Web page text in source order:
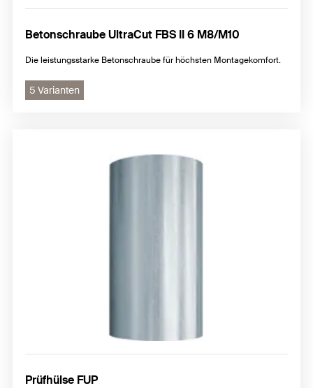
Betonschraube UltraCut FBS II 6 M8/M10
Die leistungsstarke Betonschraube für höchsten Montagekomfort.
5 Varianten
Prüfhülse FUP